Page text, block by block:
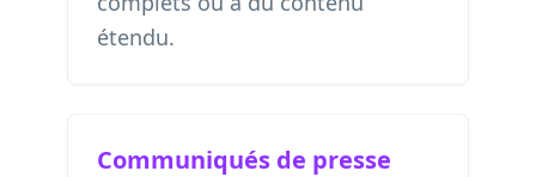
étendu.
Communiqués de presse